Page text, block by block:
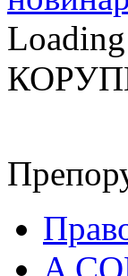
Loading
A